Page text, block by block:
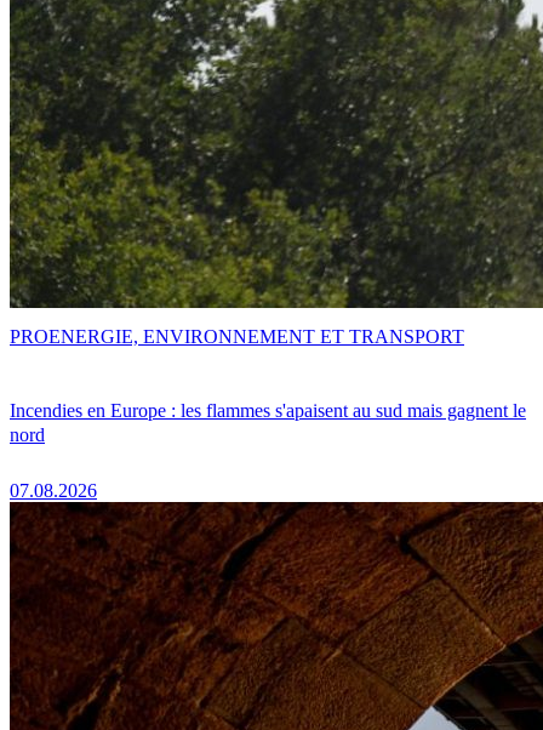
Incendies en Europe : les flammes s'apaisent au sud mais gagnent le
nord
07.08.2026
PROENERGIE, ENVIRONNEMENT ET TRANSPORT